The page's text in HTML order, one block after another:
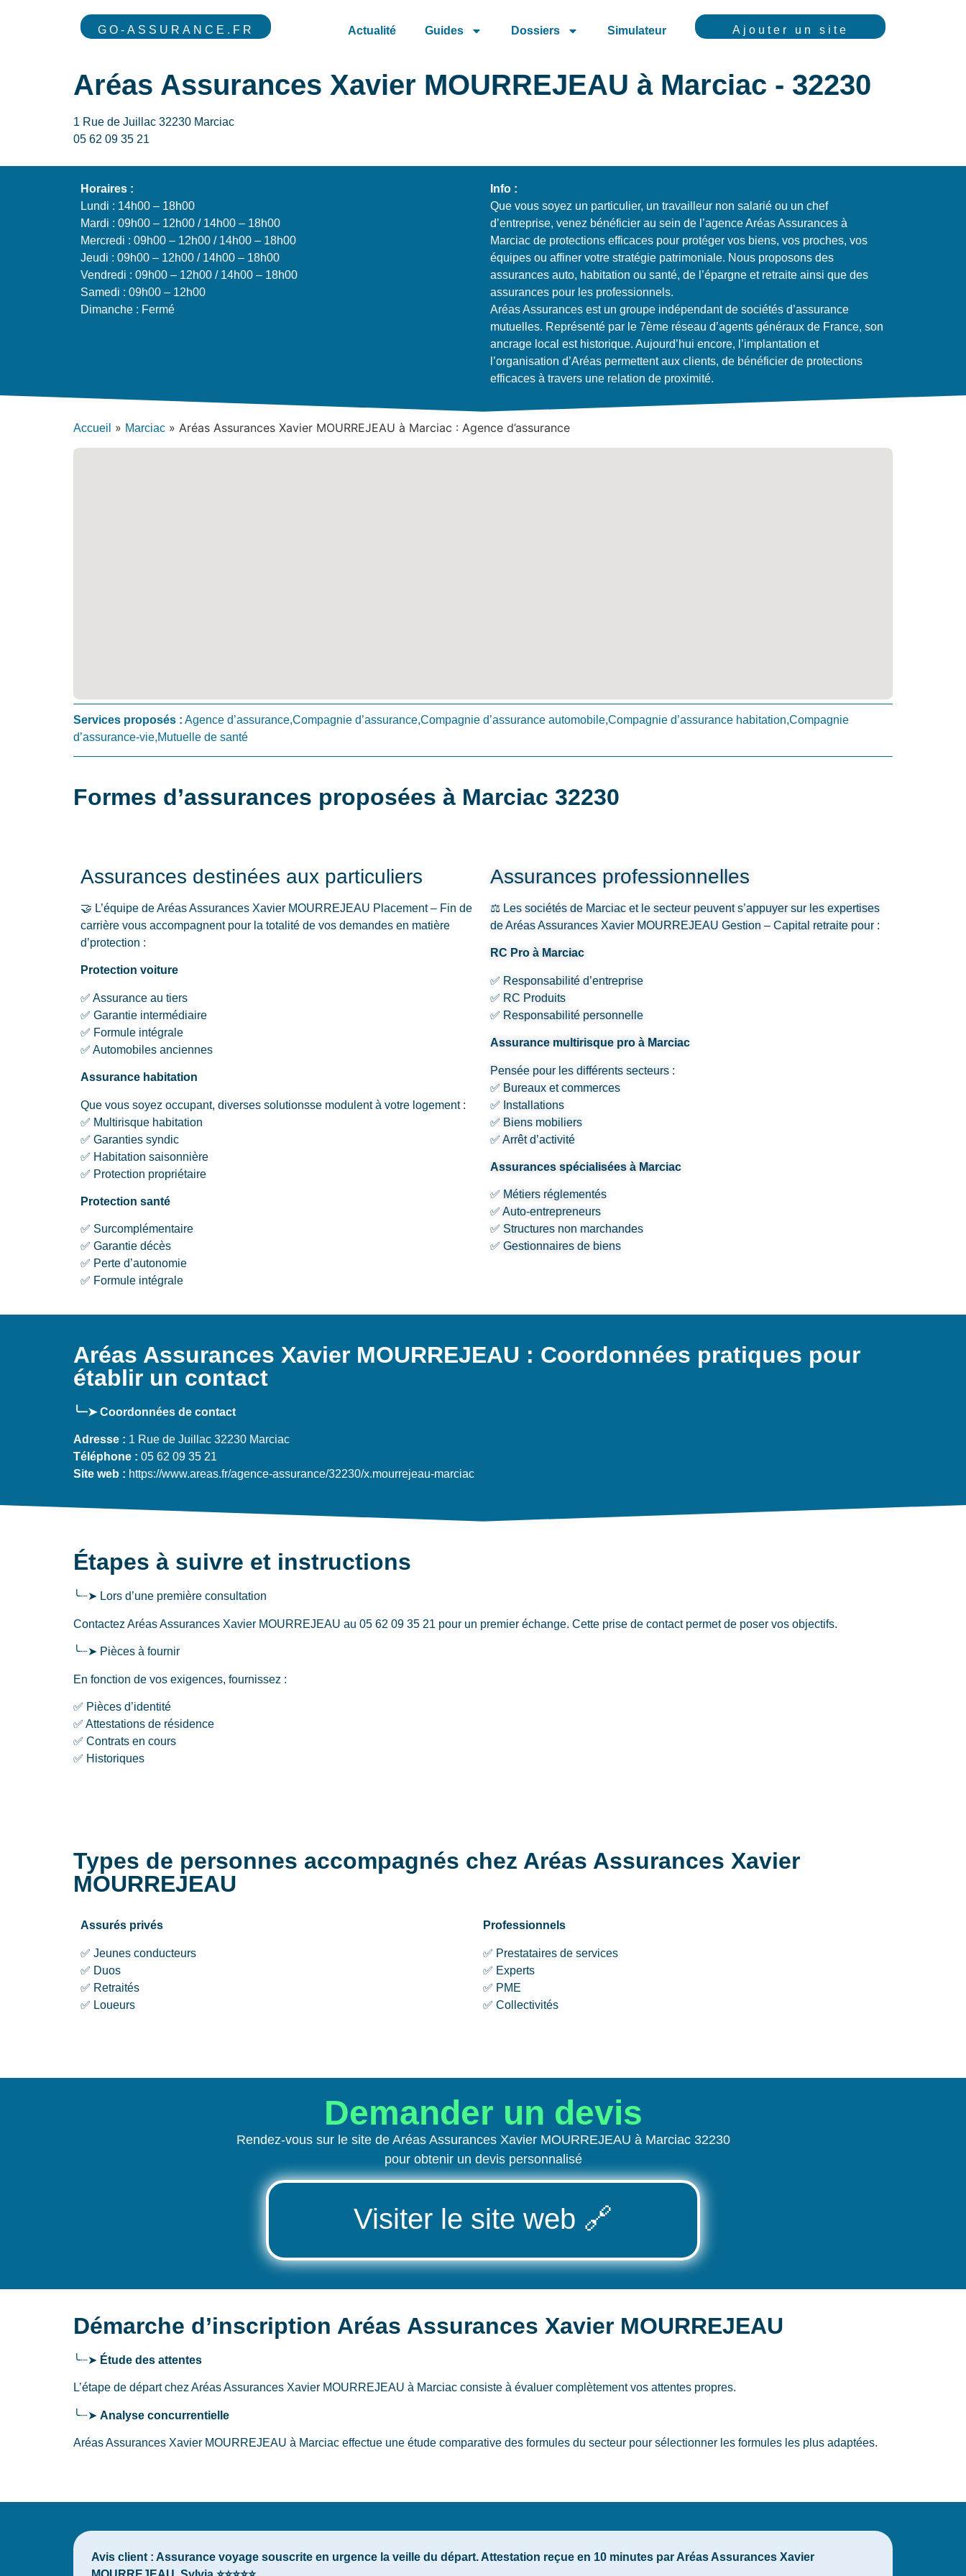
GO-ASSURANCE.FR Actualité Guides Dossiers Simulateur Ajouter un site
Aréas Assurances Xavier MOURREJEAU à Marciac - 32230
1 Rue de Juillac 32230 Marciac
05 62 09 35 21
Horaires :
Lundi : 14h00 – 18h00
Mardi : 09h00 – 12h00 / 14h00 – 18h00
Mercredi : 09h00 – 12h00 / 14h00 – 18h00
Jeudi : 09h00 – 12h00 / 14h00 – 18h00
Vendredi : 09h00 – 12h00 / 14h00 – 18h00
Samedi : 09h00 – 12h00
Dimanche : Fermé
Info :
Que vous soyez un particulier, un travailleur non salarié ou un chef
d’entreprise, venez bénéficier au sein de l’agence Aréas Assurances à
Marciac de protections efficaces pour protéger vos biens, vos proches, vos
équipes ou affiner votre stratégie patrimoniale. Nous proposons des
assurances auto, habitation ou santé, de l’épargne et retraite ainsi que des
assurances pour les professionnels.
Aréas Assurances est un groupe indépendant de sociétés d’assurance
mutuelles. Représenté par le 7ème réseau d’agents généraux de France, son
ancrage local est historique. Aujourd’hui encore, l’implantation et
l’organisation d’Aréas permettent aux clients, de bénéficier de protections
efficaces à travers une relation de proximité.
Accueil » Marciac » Aréas Assurances Xavier MOURREJEAU à Marciac : Agence d’assurance
Services proposés : Agence d’assurance,Compagnie d’assurance,Compagnie d’assurance automobile,Compagnie d’assurance habitation,Compagnie
d’assurance-vie,Mutuelle de santé
Formes d’assurances proposées à Marciac 32230
Assurances destinées aux particuliers
🤝 L’équipe de Aréas Assurances Xavier MOURREJEAU Placement – Fin de
carrière vous accompagnent pour la totalité de vos demandes en matière
d’protection :
Protection voiture
✅ Assurance au tiers
✅ Garantie intermédiaire
✅ Formule intégrale
✅ Automobiles anciennes
Assurance habitation
Que vous soyez occupant, diverses solutionsse modulent à votre logement :
✅ Multirisque habitation
✅ Garanties syndic
✅ Habitation saisonnière
✅ Protection propriétaire
Protection santé
✅ Surcomplémentaire
✅ Garantie décès
✅ Perte d’autonomie
✅ Formule intégrale
Assurances professionnelles
⚖️ Les sociétés de Marciac et le secteur peuvent s’appuyer sur les expertises
de Aréas Assurances Xavier MOURREJEAU Gestion – Capital retraite pour :
RC Pro à Marciac
✅ Responsabilité d’entreprise
✅ RC Produits
✅ Responsabilité personnelle
Assurance multirisque pro à Marciac
Pensée pour les différents secteurs :
✅ Bureaux et commerces
✅ Installations
✅ Biens mobiliers
✅ Arrêt d’activité
Assurances spécialisées à Marciac
✅ Métiers réglementés
✅ Auto-entrepreneurs
✅ Structures non marchandes
✅ Gestionnaires de biens
Aréas Assurances Xavier MOURREJEAU : Coordonnées pratiques pour
établir un contact
╰┈➤ Coordonnées de contact
Adresse : 1 Rue de Juillac 32230 Marciac
Téléphone : 05 62 09 35 21
Site web : https://www.areas.fr/agence-assurance/32230/x.mourrejeau-marciac
Étapes à suivre et instructions
╰┈➤ Lors d’une première consultation
Contactez Aréas Assurances Xavier MOURREJEAU au 05 62 09 35 21 pour un premier échange. Cette prise de contact permet de poser vos objectifs.
╰┈➤ Pièces à fournir
En fonction de vos exigences, fournissez :
✅ Pièces d’identité
✅ Attestations de résidence
✅ Contrats en cours
✅ Historiques
Types de personnes accompagnés chez Aréas Assurances Xavier
MOURREJEAU
Assurés privés
✅ Jeunes conducteurs
✅ Duos
✅ Retraités
✅ Loueurs
Professionnels
✅ Prestataires de services
✅ Experts
✅ PME
✅ Collectivités
Demander un devis
Rendez-vous sur le site de Aréas Assurances Xavier MOURREJEAU à Marciac 32230
pour obtenir un devis personnalisé
Visiter le site web 🔗
Démarche d’inscription Aréas Assurances Xavier MOURREJEAU
╰┈➤ Étude des attentes
L’étape de départ chez Aréas Assurances Xavier MOURREJEAU à Marciac consiste à évaluer complètement vos attentes propres.
╰┈➤ Analyse concurrentielle
Aréas Assurances Xavier MOURREJEAU à Marciac effectue une étude comparative des formules du secteur pour sélectionner les formules les plus adaptées.
Avis client : Assurance voyage souscrite en urgence la veille du départ. Attestation reçue en 10 minutes par Aréas Assurances Xavier